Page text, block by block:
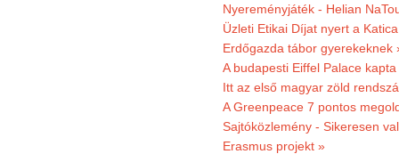
Nyereményjáték - Helian
Üzleti Etikai Díjat nyert a
Erdőgazda tábor gyerekeknek
A budapesti Eiffel Palace
Itt az első magyar zöld
A Greenpeace 7 pontos
Sajtóközlemény - Sikeresen
Erasmus projekt »